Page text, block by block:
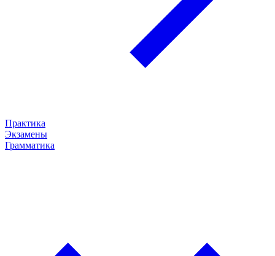
Практика
Экзамены
Грамматика